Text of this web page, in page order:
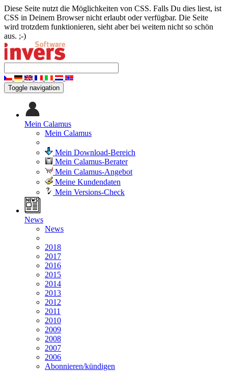
Diese Seite nutzt die Möglichkeiten von CSS. Falls Du dies liest, ist
CSS in Deinem Browser nicht erlaubt oder verfügbar. Die Seite
wird trotzdem funktionieren, sieht aber bei weitem nicht so schön
aus. ;-)
Toggle navigation
Mein Calamus
Mein Calamus
Mein Download-Bereich
Mein Calamus-Berater
Mein Calamus-Angebot
Meine Kundendaten
Mein Versions-Check
News
News
2018
2017
2016
2015
2014
2013
2012
2011
2010
2009
2008
2007
2006
Abonnieren/kündigen